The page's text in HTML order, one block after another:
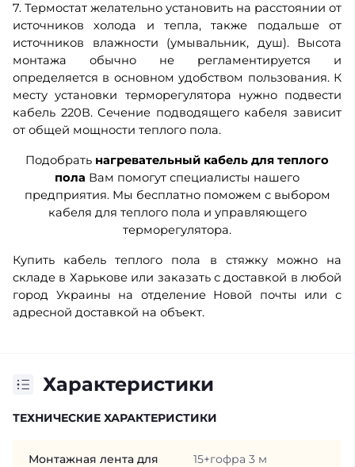
7. Термостат желательно установить на расстоянии от
источников холода и тепла, также подальше от
источников влажности (умывальник, душ). Высота
монтажа обычно не регламентируется и
определяется в основном удобством пользования. К
месту установки терморегулятора нужно подвести
кабель 220В. Сечение подводящего кабеля зависит
от общей мощности теплого пола.
Подобрать нагревательный кабель для теплого
пола Вам помогут специалисты нашего
предприятия. Мы бесплатно поможем с выбором
кабеля для теплого пола и управляющего
терморегулятора.
Купить кабель теплого пола в стяжку можно на
складе в Харькове или заказать с доставкой в любой
город Украины на отделение Новой почты или с
адресной доставкой на объект.
Характеристики
ТЕХНИЧЕСКИЕ ХАРАКТЕРИСТИКИ
Монтажная лента для
15+гофра 3 м